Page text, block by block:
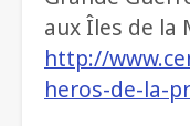
aux Îles de la
http://
heros-de-la-